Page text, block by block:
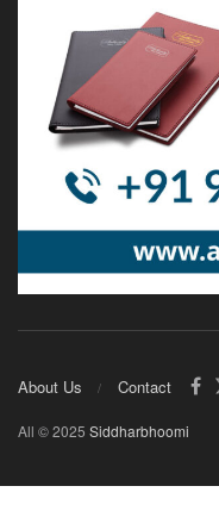
About Us Contact
All © 2025 Siddharbhoomi